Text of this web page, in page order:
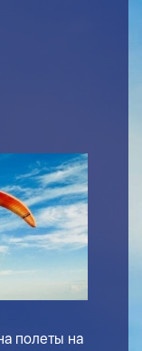
полеты на